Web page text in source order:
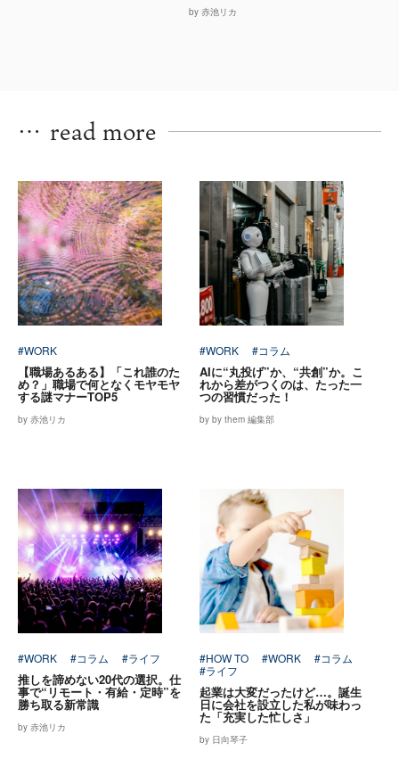
by 赤池リカ
… read more
#WORK
【職場あるある】「これ誰のた
め？」職場で何となくモヤモヤ
する謎マナーTOP5
by 赤池リカ
#WORK #コラム
AIに“丸投げ”か、“共創”か。こ
れから差がつくのは、たった一
つの習慣だった！
by by them 編集部
#WORK #コラム #ライフ
推しを諦めない20代の選択。仕
事で“リモート・有給・定時”を
勝ち取る新常識
by 赤池リカ
#HOW TO #WORK
#コラム
#ライフ
起業は大変だったけど…。誕生
日に会社を設立した私が味わっ
た「充実した忙しさ」
by 日向琴子